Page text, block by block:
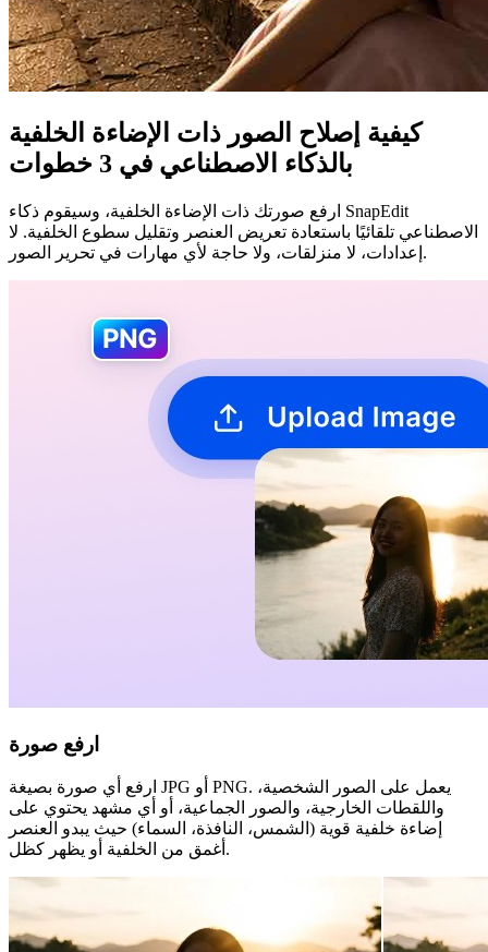
كيفية إصلاح الصور ذات الإضاءة الخلفية
بالذكاء الاصطناعي في 3 خطوات
ارفع صورتك ذات الإضاءة الخلفية، وسيقوم ذكاء SnapEdit
الاصطناعي تلقائيًا باستعادة تعريض العنصر وتقليل سطوع الخلفية. لا
إعدادات، لا منزلقات، ولا حاجة لأي مهارات في تحرير الصور.
ارفع صورة
ارفع أي صورة بصيغة JPG أو PNG. يعمل على الصور الشخصية،
واللقطات الخارجية، والصور الجماعية، أو أي مشهد يحتوي على
إضاءة خلفية قوية (الشمس، النافذة، السماء) حيث يبدو العنصر
أغمق من الخلفية أو يظهر كظل.